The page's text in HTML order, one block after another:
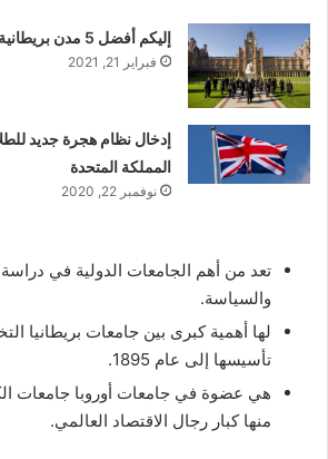
إليكم أفضل 5 مدن بريطانية للدراسة
فبراير 21, 2021
إدخال نظام هجرة جديد
المملكة المتحدة
نوفمبر 22, 2020
تعد من أهم الجامعات الدولية في دراسة
والسياسة.
لها أهمية كبرى بين جامعات بريطانيا
تأسيسها إلى عام 1895.
هي عضوة في جامعات أوروبا جامعات
منها كبار رجال الاقتصاد العالمي.